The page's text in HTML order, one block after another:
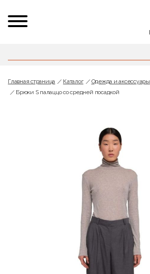
Главная страница Каталог Одежда и аксессуары
Брюки S палаццо со средней посадкой